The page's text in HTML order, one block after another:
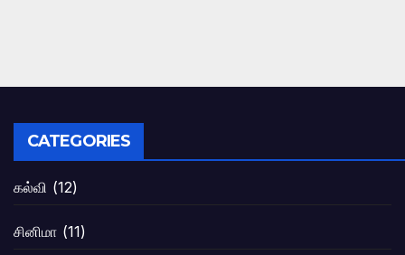
CATEGORIES
கல்வி (12)
சினிமா (11)